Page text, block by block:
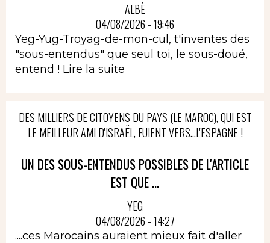
ALBÈ
04/08/2026 - 19:46
Yeg-Yug-Troyag-de-mon-cul, t'inventes des
"sous-entendus" que seul toi, le sous-doué,
entend ! Lire la suite
DES MILLIERS DE CITOYENS DU PAYS (LE MAROC), QUI EST
LE MEILLEUR AMI D'ISRAËL, FUIENT VERS...L'ESPAGNE !
UN DES SOUS-ENTENDUS POSSIBLES DE L'ARTICLE
EST QUE ...
YEG
04/08/2026 - 14:27
....ces Marocains auraient mieux fait d'aller